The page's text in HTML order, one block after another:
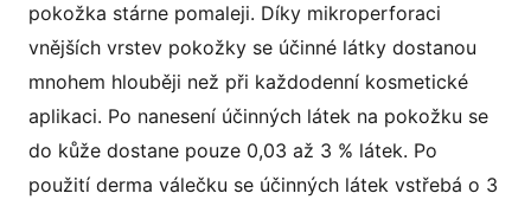
pokožka stárne pomaleji. Díky mikroperforaci
vnějších vrstev pokožky se účinné látky dostanou
mnohem hlouběji než při každodenní kosmetické
aplikaci. Po nanesení účinných látek na pokožku se
do kůže dostane pouze 0,03 až 3 % látek. Po
použití derma válečku se účinných látek vstřebá o 3